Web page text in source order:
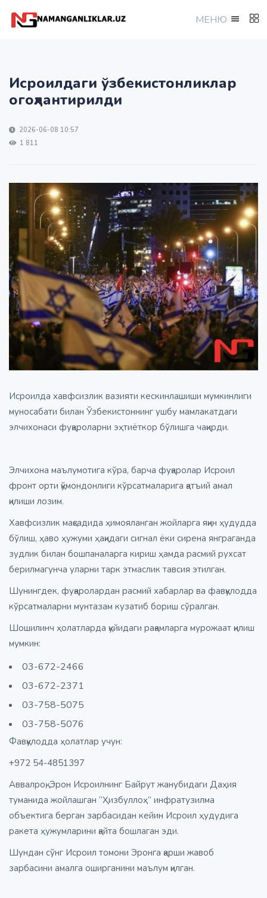
МEНЮ
Исроилдаги ўзбекистонликлар
огоҳлантирилди
2026-06-08 10:57
1 811
Исроилда хавфсизлик вазияти кескинлашиши мумкинлиги
муносабати билан Ўзбекистоннинг ушбу мамлакатдаги
элчихонаси фуқароларни эҳтиёткор бўлишга чақирди.
Элчихона маълумотига кўра, барча фуқаролар Исроил
фронт орти қўмондонлиги кўрсатмаларига қатъий амал
қилиши лозим.
Хавфсизлик мақсадида ҳимояланган жойларга яқин ҳудудда
бўлиш, ҳаво ҳужуми ҳақидаги сигнал ёки сирена янграганда
зудлик билан бошпаналарга кириш ҳамда расмий рухсат
берилмагунча уларни тарк этмаслик тавсия этилган.
Шунингдек, фуқаролардан расмий хабарлар ва фавқулодда
кўрсатмаларни мунтазам кузатиб бориш сўралган.
Шошилинч ҳолатларда қуйидаги рақамларга мурожаат қилиш
мумкин:
03-672-2466
03-672-2371
03-758-5075
03-758-5076
Фавқулодда ҳолатлар учун:
+972 54-4851397
Аввалроқ, Эрон Исроилнинг Байрут жанубидаги Даҳия
туманида жойлашган “Ҳизбуллоҳ” инфратузилма
объектига берган зарбасидан кейин Исроил ҳудудига
ракета ҳужумларини қайта бошлаган эди.
Шундан сўнг Исроил томони Эронга қарши жавоб
зарбасини амалга оширганини маълум қилган.